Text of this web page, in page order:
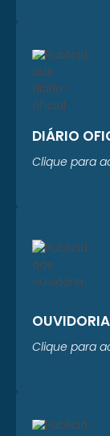
DIÁRIO
Clique para
OUVIDORIA
Clique para